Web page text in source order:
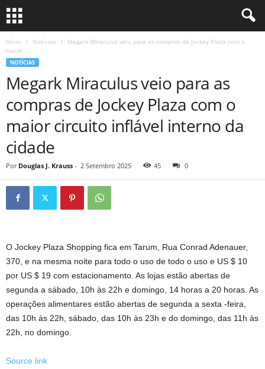
Início Notícias
Megark Miraculus veio para as compras de Jockey Plaza com o
maior...
NOTÍCIAS
Megark Miraculus veio para as
compras de Jockey Plaza com o
maior circuito inflável interno da
cidade
Por Douglas J. Krauss - 2 Setembro 2025 45 0
O Jockey Plaza Shopping fica em Tarum, Rua Conrad Adenauer,
370, e na mesma noite para todo o uso de todo o uso e US $ 10
por US $ 19 com estacionamento. As lojas estão abertas de
segunda a sábado, 10h às 22h e domingo, 14 horas a 20 horas. As
operações alimentares estão abertas de segunda a sexta -feira,
das 10h às 22h, sábado, das 10h às 23h e do domingo, das 11h às
22h, no domingo.
Source link